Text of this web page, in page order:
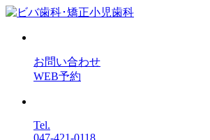
お問い合わせ
WEB予約
Tel.
047-421-0118